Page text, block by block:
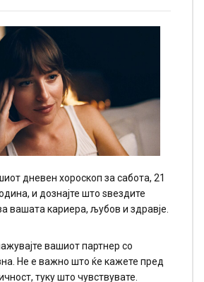
дневен хороскоп за сабота, 21
и дознајте што ѕвездите
вашата кариера, љубов и здравје.
вашиот партнер со
Не е важно што ќе кажете пред
туку што чувствувате.